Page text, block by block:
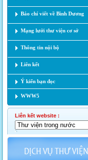
Báo chí viết về Bình Dương
Mạng lưới thư viện cơ sở
Thông tin nội bộ
Liên kết
Ý kiến bạn đọc
WWW5
Liên kết website :